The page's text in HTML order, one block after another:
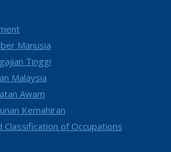
Manusia
Tinggi
Malaysia
Awam
Kemahiran
Classification of Occupations